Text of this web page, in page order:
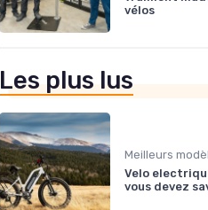
vélos
Les plus lus
Velo
vous devez